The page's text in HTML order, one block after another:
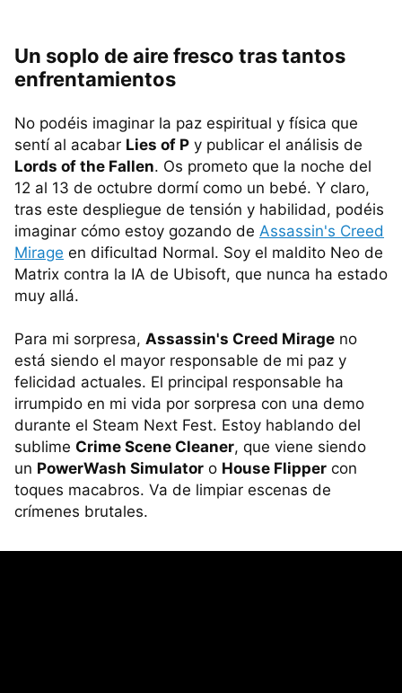
Un soplo de aire fresco tras tantos
enfrentamientos
No podéis imaginar la paz espiritual y física que
sentí al acabar Lies of P y publicar el análisis de
Lords of the Fallen. Os prometo que la noche del
12 al 13 de octubre dormí como un bebé. Y claro,
tras este despliegue de tensión y habilidad, podéis
imaginar cómo estoy gozando de Assassin's Creed
Mirage en dificultad Normal. Soy el maldito Neo de
Matrix contra la IA de Ubisoft, que nunca ha estado
muy allá.
Para mi sorpresa, Assassin's Creed Mirage no
está siendo el mayor responsable de mi paz y
felicidad actuales. El principal responsable ha
irrumpido en mi vida por sorpresa con una demo
durante el Steam Next Fest. Estoy hablando del
sublime Crime Scene Cleaner, que viene siendo
un PowerWash Simulator o House Flipper con
toques macabros. Va de limpiar escenas de
crímenes brutales.